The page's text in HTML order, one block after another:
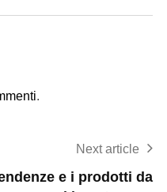
.
Next article
e i prodotti da